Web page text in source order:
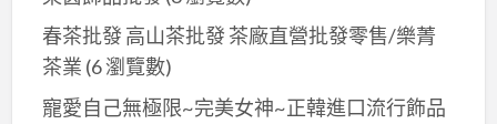
春茶批發 高山茶批發 茶廠直營批發零售/樂菁
茶業 (6 瀏覽數)
寵愛自己無極限~完美女神~正韓進口流行飾品